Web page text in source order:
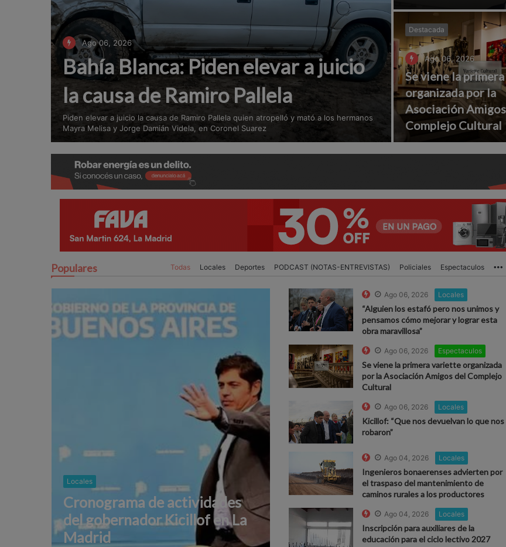
Ago 06, 2026
Bahía Blanca: Piden elevar a juicio
la causa de Ramiro Pallela
Piden elevar a juicio la causa de Ramiro Pallela quien atropelló y mató a los hermanos
Mayra Melisa y Jorge Damián Videla, en Coronel Suarez
Destacada
Ago 06, 2026
Se viene la
organizada por la
Asociación
Complejo Cultural
Populares Todas Locales Deportes PODCAST (NOTAS-ENTREVISTAS) Policiales Espectaculos
Locales
Cronograma de actividades
del gobernador Kicillof en La
Madrid
Ago 06, 2026 Locales
“Alguien los estafó pero nos unimos y
pensamos cómo mejorar y lograr esta
obra maravillosa”
Ago 06, 2026 Espectaculos
Se viene la primera variette organizada
por la Asociación Amigos del Complejo
Cultural
Ago 06, 2026 Locales
Kicillof: “Que nos devuelvan lo que nos
robaron”
Ago 04, 2026 Locales
Ingenieros bonaerenses advierten por
el traspaso del mantenimiento de
caminos rurales a los productores
Ago 04, 2026 Locales
Inscripción para auxiliares de la
educación para el ciclo lectivo 2027